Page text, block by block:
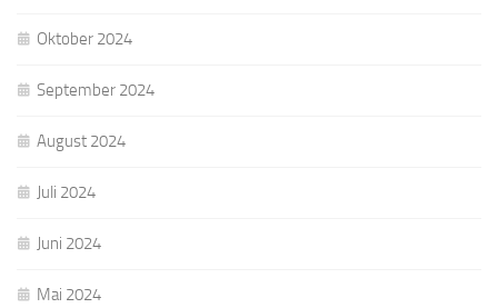
Oktober 2024
September 2024
August 2024
Juli 2024
Juni 2024
Mai 2024